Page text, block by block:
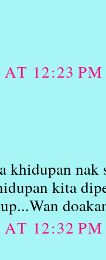
12:23 PM
khidupan nak
kita
12:32 PM